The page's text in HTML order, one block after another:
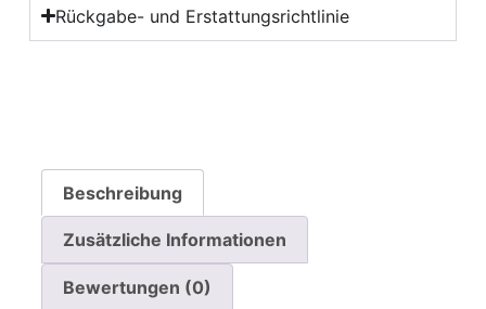
Rückgabe- und Erstattungsrichtlinie
Beschreibung
Zusätzliche Informationen
Bewertungen (0)